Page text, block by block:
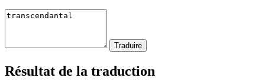
Résultat de la traduction